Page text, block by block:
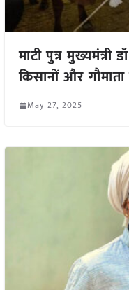
माटी पुत्र
किसानों और गौमाता
May 27, 2025